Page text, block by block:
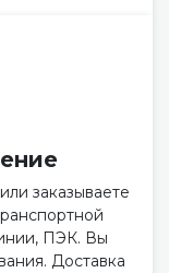
заказываете
ПЭК. Вы
Доставка